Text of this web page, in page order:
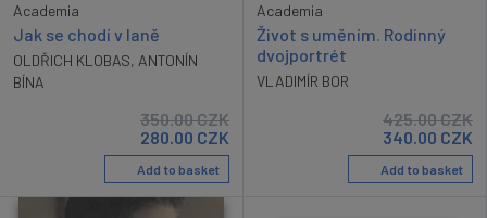
Academia
Jak se chodí v laně
OLDŘICH KLOBAS, ANTONÍN
BÍNA
350.00CZK
280.00 CZK
Add to basket
Academia
Život s uměním. Rodinný
dvojportrét
VLADIMÍR BOR
425.00CZK
340.00 CZK
Add to basket